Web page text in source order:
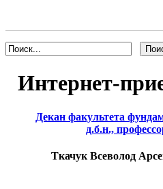
Интернет-
Декан факультета
д.б.н.,
Ткачук Всеволод